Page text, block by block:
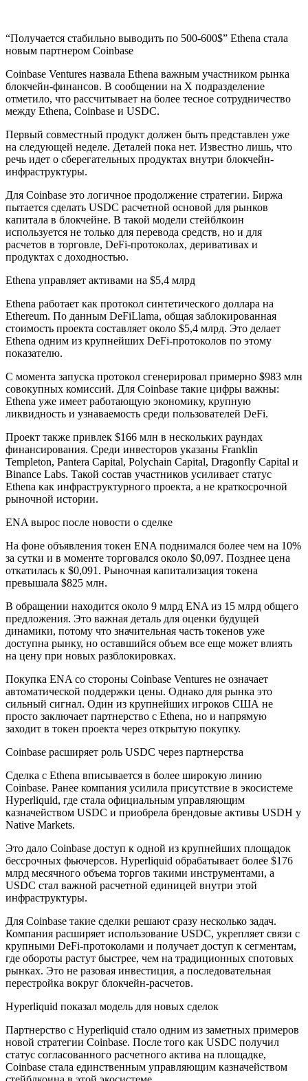
“Получается стабильно выводить по 500-600$” Ethena стала
новым партнером Coinbase
Coinbase Ventures назвала Ethena важным участником рынка
блокчейн-финансов. В сообщении на X подразделение
отметило, что рассчитывает на более тесное сотрудничество
между Ethena, Coinbase и USDC.
Первый совместный продукт должен быть представлен уже
на следующей неделе. Деталей пока нет. Известно лишь, что
речь идет о сберегательных продуктах внутри блокчейн-
инфраструктуры.
Для Coinbase это логичное продолжение стратегии. Биржа
пытается сделать USDC расчетной основой для рынков
капитала в блокчейне. В такой модели стейблкоин
используется не только для перевода средств, но и для
расчетов в торговле, DeFi-протоколах, деривативах и
продуктах с доходностью.
Ethena управляет активами на $5,4 млрд
Ethena работает как протокол синтетического доллара на
Ethereum. По данным DeFiLlama, общая заблокированная
стоимость проекта составляет около $5,4 млрд. Это делает
Ethena одним из крупнейших DeFi-протоколов по этому
показателю.
С момента запуска протокол сгенерировал примерно $983 млн
совокупных комиссий. Для Coinbase такие цифры важны:
Ethena уже имеет работающую экономику, крупную
ликвидность и узнаваемость среди пользователей DeFi.
Проект также привлек $166 млн в нескольких раундах
финансирования. Среди инвесторов указаны Franklin
Templeton, Pantera Capital, Polychain Capital, Dragonfly Capital и
Binance Labs. Такой состав участников усиливает статус
Ethena как инфраструктурного проекта, а не краткосрочной
рыночной истории.
ENA вырос после новости о сделке
На фоне объявления токен ENA поднимался более чем на 10%
за сутки и в моменте торговался около $0,097. Позднее цена
откатилась к $0,091. Рыночная капитализация токена
превышала $825 млн.
В обращении находится около 9 млрд ENA из 15 млрд общего
предложения. Это важная деталь для оценки будущей
динамики, потому что значительная часть токенов уже
доступна рынку, но оставшийся объем все еще может влиять
на цену при новых разблокировках.
Покупка ENA со стороны Coinbase Ventures не означает
автоматической поддержки цены. Однако для рынка это
сильный сигнал. Один из крупнейших игроков США не
просто заключает партнерство с Ethena, но и напрямую
заходит в токен проекта через открытую покупку.
Coinbase расширяет роль USDC через партнерства
Сделка с Ethena вписывается в более широкую линию
Coinbase. Ранее компания усилила присутствие в экосистеме
Hyperliquid, где стала официальным управляющим
казначейством USDC и приобрела брендовые активы USDH у
Native Markets.
Это дало Coinbase доступ к одной из крупнейших площадок
бессрочных фьючерсов. Hyperliquid обрабатывает более $176
млрд месячного объема торгов такими инструментами, а
USDC стал важной расчетной единицей внутри этой
инфраструктуры.
Для Coinbase такие сделки решают сразу несколько задач.
Компания расширяет использование USDC, укрепляет связи с
крупными DeFi-протоколами и получает доступ к сегментам,
где обороты растут быстрее, чем на традиционных спотовых
рынках. Это не разовая инвестиция, а последовательная
перестройка вокруг блокчейн-расчетов.
Hyperliquid показал модель для новых сделок
Партнерство с Hyperliquid стало одним из заметных примеров
новой стратегии Coinbase. После того как USDC получил
статус согласованного расчетного актива на площадке,
Coinbase стала единственным управляющим казначейством